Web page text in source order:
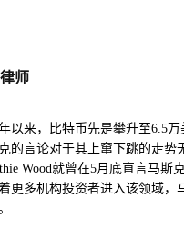
师
以来，比特币先是攀升至6.5
的言论对于其上窜下跳的走势
Wood就曾在5月底直言马斯
更多机构投资者进入该领域